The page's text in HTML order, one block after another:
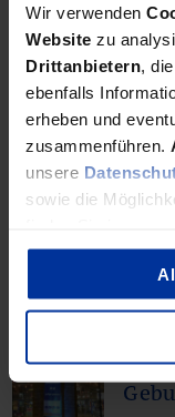
Wir verwenden
Website zu
Drittanbietern ,
ebenfalls
erheben und
zusammenführen.
unsere
sowie die
25